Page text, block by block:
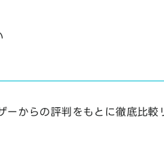
からの評判をもとに徹底比較